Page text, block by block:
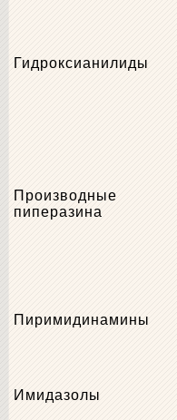
Гидроксианилиды
Производные
пиперазина
Пиримидинамины
Имидазолы